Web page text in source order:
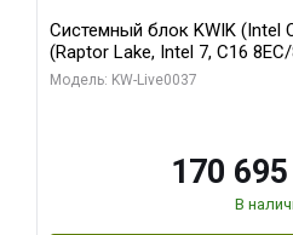
Системный блок KWIK (Intel
(Raptor Lake, Intel 7, C16
модуля)/ Gigabyte RTX5070
Модель: KW-Live0037
170
В